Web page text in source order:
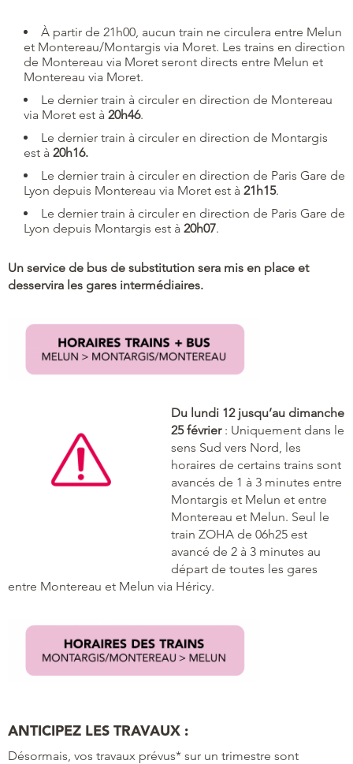
À partir de 21h00, aucun train ne circulera entre Melun
et Montereau/Montargis via Moret. Les trains en direction
de Montereau via Moret seront directs entre Melun et
Montereau via Moret.
Le dernier train à circuler en direction de Montereau
via Moret est à 20h46.
Le dernier train à circuler en direction de Montargis
est à 20h16.
Le dernier train à circuler en direction de Paris Gare de
Lyon depuis Montereau via Moret est à 21h15.
Le dernier train à circuler en direction de Paris Gare de
Lyon depuis Montargis est à 20h07.
Un service de bus de substitution sera mis en place et
desservira les gares intermédiaires.
Du lundi 12 jusqu’au dimanche
25 février: Uniquement dans le
sens Sud vers Nord, les
horaires de certains trains sont
avancés de 1 à 3 minutes entre
Montargis et Melun et entre
Montereau et Melun. Seul le
train ZOHA de 06h25 est
avancé de 2 à 3 minutes au
départ de toutes les gares
entre Montereau et Melun via Héricy.
ANTICIPEZ LES TRAVAUX :
Désormais, vos travaux prévus* sur un trimestre sont